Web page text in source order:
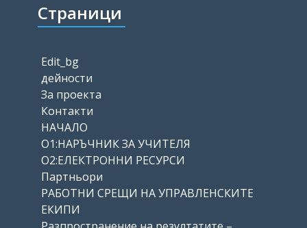
Страници
Edit_bg
дейности
За проекта
Контакти
НАЧАЛО
О1:НАРЪЧНИК ЗА УЧИТЕЛЯ
О2:ЕЛЕКТРОННИ РЕСУРСИ
Партньори
РАБОТНИ СРЕЩИ НА УПРАВЛЕНСКИТЕ
ЕКИПИ